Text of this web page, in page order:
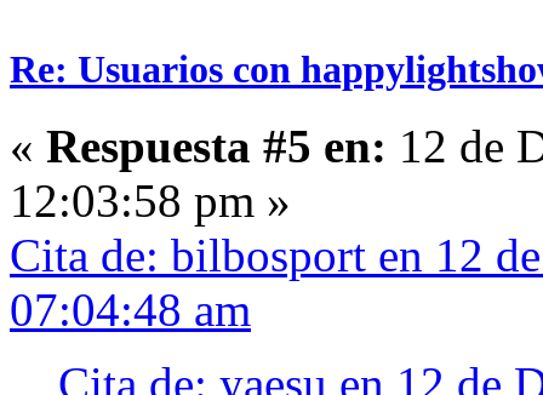
Re: Usuarios con
« Respuesta #5 en: 12 de
12:03:58 pm »
Cita de: bilbosport en 12
07:04:48 am
Cita de: yaesu en 12 de